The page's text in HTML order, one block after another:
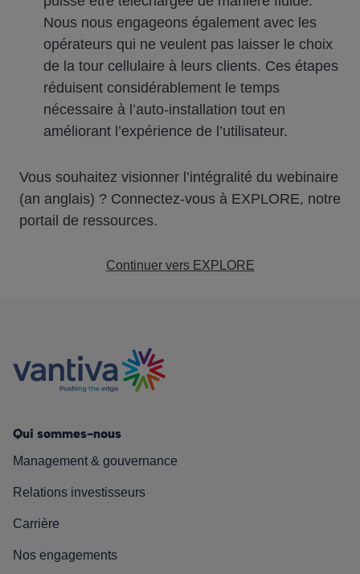
Nous nous engageons également avec les
opérateurs qui ne veulent pas laisser le choix
de la tour cellulaire à leurs clients. Ces étapes
réduisent considérablement le temps
nécessaire à l’auto-installation tout en
améliorant l’expérience de l’utilisateur.
Vous souhaitez visionner l’intégralité du webinaire
(an anglais) ? Connectez-vous à EXPLORE, notre
portail de ressources.
Continuer vers EXPLORE
Qui sommes-nous
Management & gouvernance
Relations investisseurs
Carrière
Nos engagements